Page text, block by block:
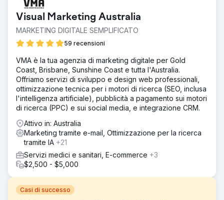
Visual Marketing Australia
MARKETING DIGITALE SEMPLIFICATO
59 recensioni
VMA è la tua agenzia di marketing digitale per Gold
Coast, Brisbane, Sunshine Coast e tutta l'Australia.
Offriamo servizi di sviluppo e design web professionali,
ottimizzazione tecnica per i motori di ricerca (SEO, inclusa
l'intelligenza artificiale), pubblicità a pagamento sui motori
di ricerca (PPC) e sui social media, e integrazione CRM.
Attivo in: Australia
Marketing tramite e-mail, Ottimizzazione per la ricerca
tramite IA +21
Servizi medici e sanitari, E-commerce +3
$2,500 - $5,000
Casi di successo